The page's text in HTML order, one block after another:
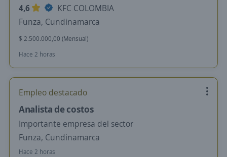
4,6
KFC COLOMBIA
Funza, Cundinamarca
$ 2.500.000,00 (Mensual)
Hace 2 horas
Empleo destacado
Analista de costos
Importante empresa del sector
Funza, Cundinamarca
Hace 2 horas